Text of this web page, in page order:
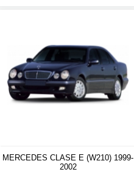
MERCEDES CLASE E (W210) 1999-
2002